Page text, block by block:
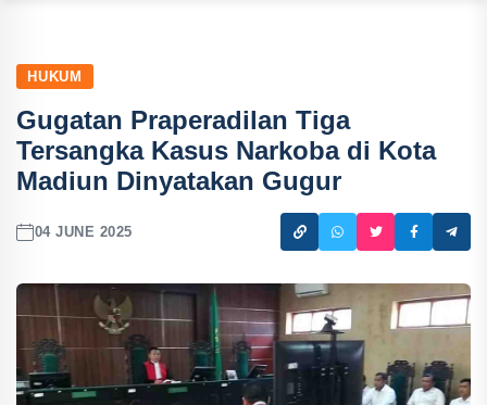
HUKUM
Gugatan Praperadilan Tiga
Tersangka Kasus Narkoba di Kota
Madiun Dinyatakan Gugur
04 JUNE 2025